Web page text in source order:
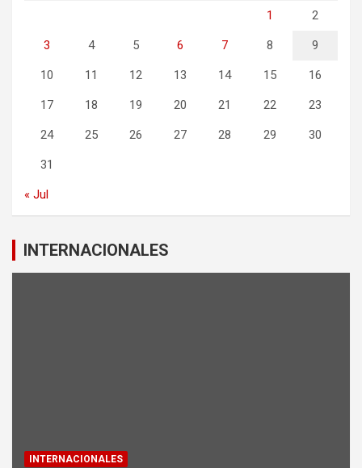
1 2
3 4 5 6 7 8 9
10 11 12 13 14 15 16
17 18 19 20 21 22 23
24 25 26 27 28 29 30
31
« Jul
INTERNACIONALES
INTERNACIONALES